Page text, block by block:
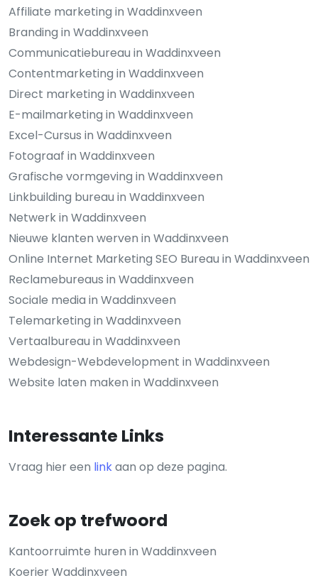
Affiliate marketing in Waddinxveen
Branding in Waddinxveen
Communicatiebureau in Waddinxveen
Contentmarketing in Waddinxveen
Direct marketing in Waddinxveen
E-mailmarketing in Waddinxveen
Excel-Cursus in Waddinxveen
Fotograaf in Waddinxveen
Grafische vormgeving in Waddinxveen
Linkbuilding bureau in Waddinxveen
Netwerk in Waddinxveen
Nieuwe klanten werven in Waddinxveen
Online Internet Marketing SEO Bureau in Waddinxveen
Reclamebureaus in Waddinxveen
Sociale media in Waddinxveen
Telemarketing in Waddinxveen
Vertaalbureau in Waddinxveen
Webdesign-Webdevelopment in Waddinxveen
Website laten maken in Waddinxveen
Interessante Links
Vraag hier een linkaan op deze pagina.
Zoek op trefwoord
Kantoorruimte huren in Waddinxveen
Koerier Waddinxveen